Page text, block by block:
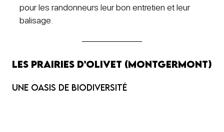
pour les randonneurs leur bon entretien et leur
balisage.
Les Prairies d’Olivet (Montgermont)
Une oasis de Biodiversité